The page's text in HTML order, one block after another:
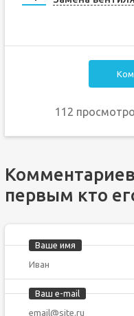
112
первым кто
Ваше имя
Ваш e-mail